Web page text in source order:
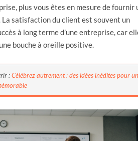
plus vous êtes en mesure de fournir
satisfaction du client est souvent un
à long terme d’une entreprise, car
bouche à oreille positive.
:Célébrez autrement : des idées inédites pour un